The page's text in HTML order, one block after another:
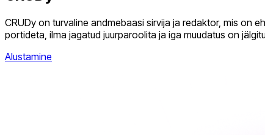
CRUDy on turvaline andmebaasi sirvija ja redaktor, mis on
portideta, ilma jagatud juurparoolita ja iga muudatus on
Alustamine